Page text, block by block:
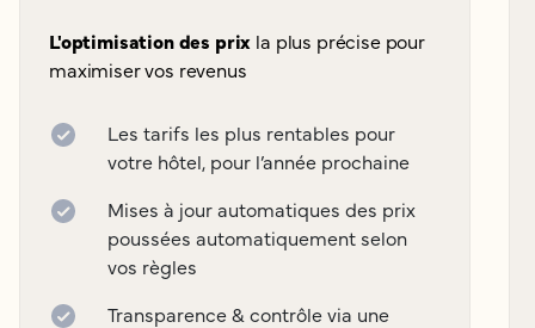
L'optimisation des prix la plus précise pour
maximiser vos revenus
Les tarifs les plus rentables pour
votre hôtel, pour l’année prochaine
Mises à jour automatiques des prix
poussées automatiquement selon
vos règles
Transparence & contrôle via une